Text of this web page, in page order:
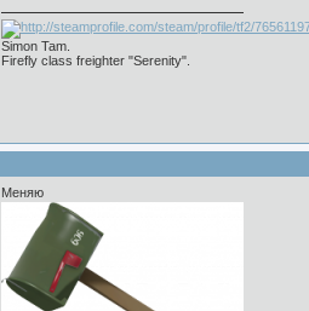
Simon Tam.
Firefly сlass freighter "Serenity".
Меняю